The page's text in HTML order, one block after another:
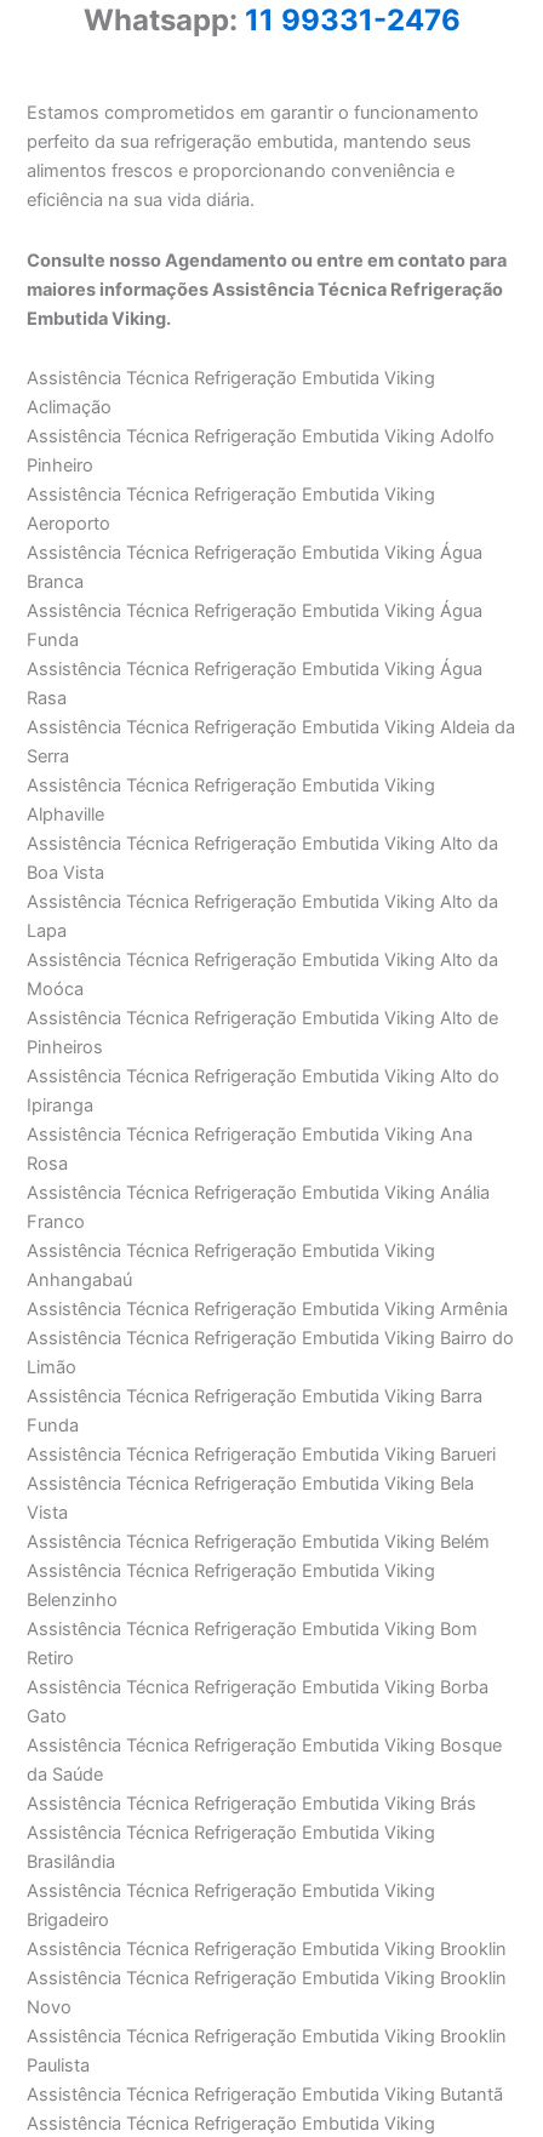
Whatsapp: 11 99331-2476
Estamos comprometidos em garantir o funcionamento
perfeito da sua refrigeração embutida, mantendo seus
alimentos frescos e proporcionando conveniência e
eficiência na sua vida diária.
Consulte nosso Agendamento ou entre em contato para
maiores informações Assistência Técnica Refrigeração
Embutida Viking.
Assistência Técnica Refrigeração Embutida Viking
Aclimação
Assistência Técnica Refrigeração Embutida Viking Adolfo
Pinheiro
Assistência Técnica Refrigeração Embutida Viking
Aeroporto
Assistência Técnica Refrigeração Embutida Viking Água
Branca
Assistência Técnica Refrigeração Embutida Viking Água
Funda
Assistência Técnica Refrigeração Embutida Viking Água
Rasa
Assistência Técnica Refrigeração Embutida Viking Aldeia da
Serra
Assistência Técnica Refrigeração Embutida Viking
Alphaville
Assistência Técnica Refrigeração Embutida Viking Alto da
Boa Vista
Assistência Técnica Refrigeração Embutida Viking Alto da
Lapa
Assistência Técnica Refrigeração Embutida Viking Alto da
Moóca
Assistência Técnica Refrigeração Embutida Viking Alto de
Pinheiros
Assistência Técnica Refrigeração Embutida Viking Alto do
Ipiranga
Assistência Técnica Refrigeração Embutida Viking Ana
Rosa
Assistência Técnica Refrigeração Embutida Viking Anália
Franco
Assistência Técnica Refrigeração Embutida Viking
Anhangabaú
Assistência Técnica Refrigeração Embutida Viking Armênia
Assistência Técnica Refrigeração Embutida Viking Bairro do
Limão
Assistência Técnica Refrigeração Embutida Viking Barra
Funda
Assistência Técnica Refrigeração Embutida Viking Barueri
Assistência Técnica Refrigeração Embutida Viking Bela
Vista
Assistência Técnica Refrigeração Embutida Viking Belém
Assistência Técnica Refrigeração Embutida Viking
Belenzinho
Assistência Técnica Refrigeração Embutida Viking Bom
Retiro
Assistência Técnica Refrigeração Embutida Viking Borba
Gato
Assistência Técnica Refrigeração Embutida Viking Bosque
da Saúde
Assistência Técnica Refrigeração Embutida Viking Brás
Assistência Técnica Refrigeração Embutida Viking
Brasilândia
Assistência Técnica Refrigeração Embutida Viking
Brigadeiro
Assistência Técnica Refrigeração Embutida Viking Brooklin
Assistência Técnica Refrigeração Embutida Viking Brooklin
Novo
Assistência Técnica Refrigeração Embutida Viking Brooklin
Paulista
Assistência Técnica Refrigeração Embutida Viking Butantã
Assistência Técnica Refrigeração Embutida Viking